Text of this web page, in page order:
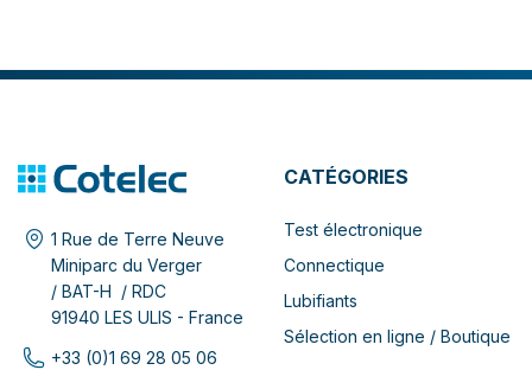
1 Rue de Terre Neuve
Miniparc du Verger
/ BAT-H / RDC
91940 LES ULIS - France
+33 (0)1 69 28 05 06
CATÉGORIES
Test électronique
Connectique
Lubifiants
Sélection en ligne / Boutique